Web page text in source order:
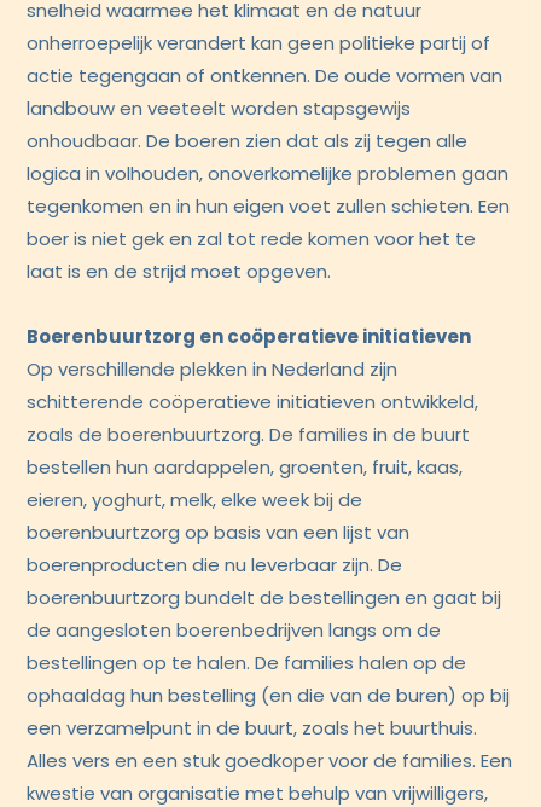
snelheid waarmee het klimaat en de natuur
onherroepelijk verandert kan geen politieke partij of
actie tegengaan of ontkennen. De oude vormen van
landbouw en veeteelt worden stapsgewijs
onhoudbaar. De boeren zien dat als zij tegen alle
logica in volhouden, onoverkomelijke problemen gaan
tegenkomen en in hun eigen voet zullen schieten. Een
boer is niet gek en zal tot rede komen voor het te
laat is en de strijd moet opgeven.
Boerenbuurtzorg en coöperatieve initiatieven
Op verschillende plekken in Nederland zijn
schitterende coöperatieve initiatieven ontwikkeld,
zoals de boerenbuurtzorg. De families in de buurt
bestellen hun aardappelen, groenten, fruit, kaas,
eieren, yoghurt, melk, elke week bij de
boerenbuurtzorg op basis van een lijst van
boerenproducten die nu leverbaar zijn. De
boerenbuurtzorg bundelt de bestellingen en gaat bij
de aangesloten boerenbedrijven langs om de
bestellingen op te halen. De families halen op de
ophaaldag hun bestelling (en die van de buren) op bij
een verzamelpunt in de buurt, zoals het buurthuis.
Alles vers en een stuk goedkoper voor de families. Een
kwestie van organisatie met behulp van vrijwilligers,